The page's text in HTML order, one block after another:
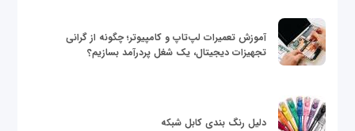
آموزش تعمیرات لپ‌تاپ و کامپیوتر؛ چگونه از گرانی
تجهیزات دیجیتال، یک شغل پردرآمد بسازیم؟
دلیل رنگ بندی کابل شبکه